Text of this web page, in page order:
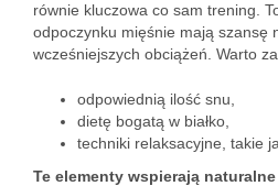
równie kluczowa co sam trening.
odpoczynku mięśnie mają szansę
wcześniejszych obciążeń. Warto
odpowiednią ilość snu,
dietę bogatą w białko,
techniki relaksacyjne, takie
Te elementy wspierają